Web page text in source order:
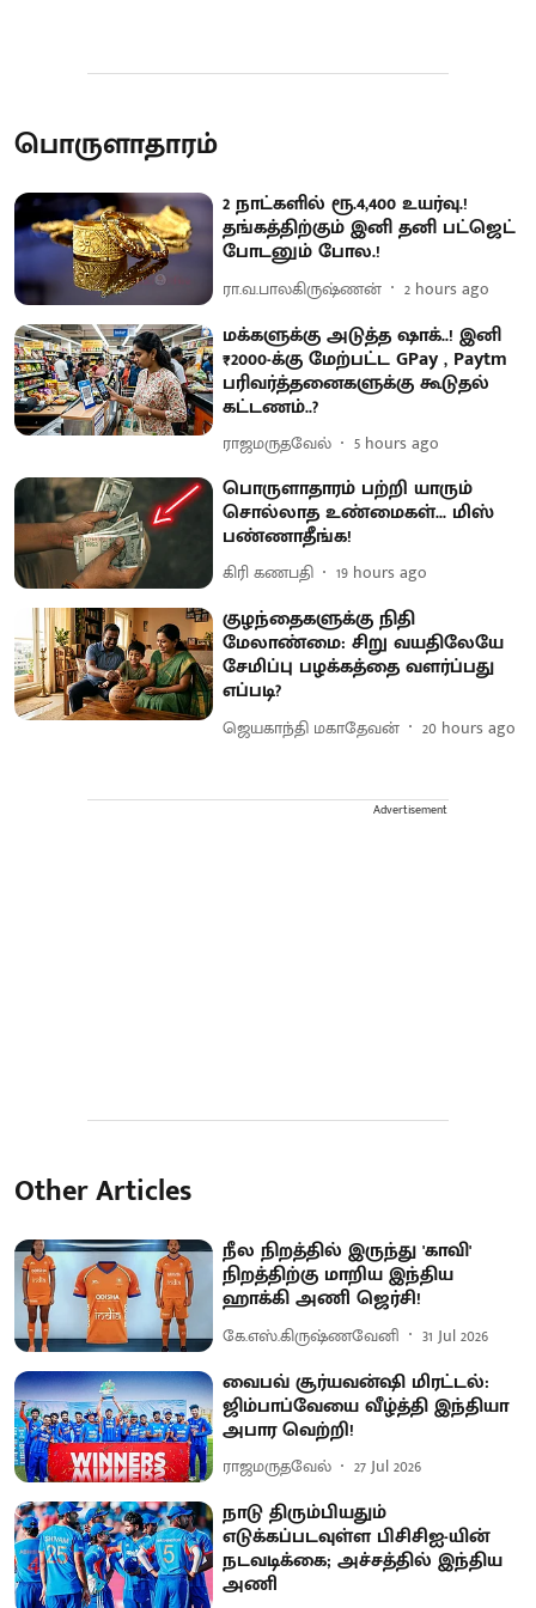
பொருளாதாரம்
2 நாட்களில் ரூ.4,400 உயர்வு.!
தங்கத்திற்கும் இனி தனி பட்ஜெட்
போடனும் போல.!
ரா.வ.பாலகிருஷ்ணன் 2 hours ago
மக்களுக்கு அடுத்த ஷாக்..! இனி
₹2000-க்கு மேற்பட்ட GPay , Paytm
பரிவர்த்தனைகளுக்கு கூடுதல்
கட்டணம்..?
ராஜமருதவேல் 5 hours ago
பொருளாதாரம் பற்றி யாரும்
சொல்லாத உண்மைகள்... மிஸ்
பண்ணாதீங்க!
கிரி கணபதி 19 hours ago
குழந்தைகளுக்கு நிதி
மேலாண்மை: சிறு வயதிலேயே
சேமிப்பு பழக்கத்தை வளர்ப்பது
எப்படி?
ஜெயகாந்தி மகாதேவன் 20 hours ago
Advertisement
Other Articles
நீல நிறத்தில் இருந்து 'காவி'
நிறத்திற்கு மாறிய இந்திய
ஹாக்கி அணி ஜெர்சி!
கே.எஸ்.கிருஷ்ணவேனி 31 Jul 2026
வைபவ் சூர்யவன்ஷி மிரட்டல்:
ஜிம்பாப்வேயை வீழ்த்தி இந்தியா
அபார வெற்றி!
ராஜமருதவேல் 27 Jul 2026
நாடு திரும்பியதும்
எடுக்கப்படவுள்ள பிசிசிஐ-யின்
நடவடிக்கை; அச்சத்தில் இந்திய
அணி